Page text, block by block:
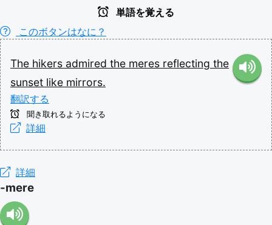
単語を覚える
このボタンはなに？
The hikers admired the meres reflecting the
sunset like mirrors.
翻訳する
聞き取れるようになる
詳細
詳細
-mere